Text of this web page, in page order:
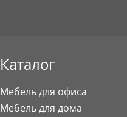
Каталог
Мебель для офиса
Мебель для дома